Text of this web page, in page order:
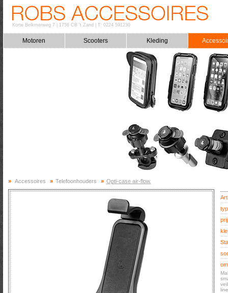
Korte Belkmerweg 7| 1756 CB 't Zand T: 0224 591230
Motoren Scooters Kleding
» Accessoires » Telefoonhouders » Opti-case air-flow.